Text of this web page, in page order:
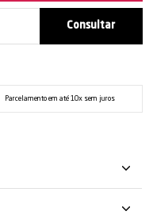
Parcelamento em até 10x sem juros